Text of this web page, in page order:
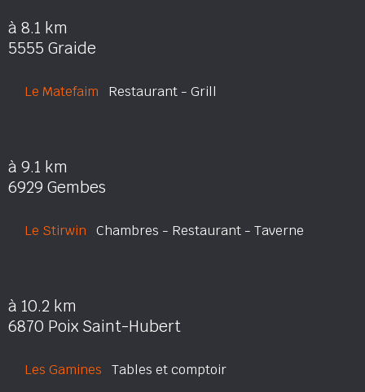
à 8.1 km
5555 Graide
Le Matefaim Restaurant - Grill
à 9.1 km
6929 Gembes
Le Stirwin Chambres - Restaurant - Taverne
à 10.2 km
6870 Poix Saint-Hubert
Les Gamines Tables et comptoir